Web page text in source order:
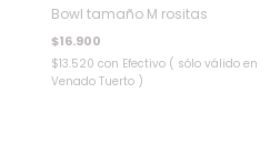
Bowl tamaño M rositas
$16.900
$13.520 con Efectivo ( sólo válido en
Venado Tuerto )